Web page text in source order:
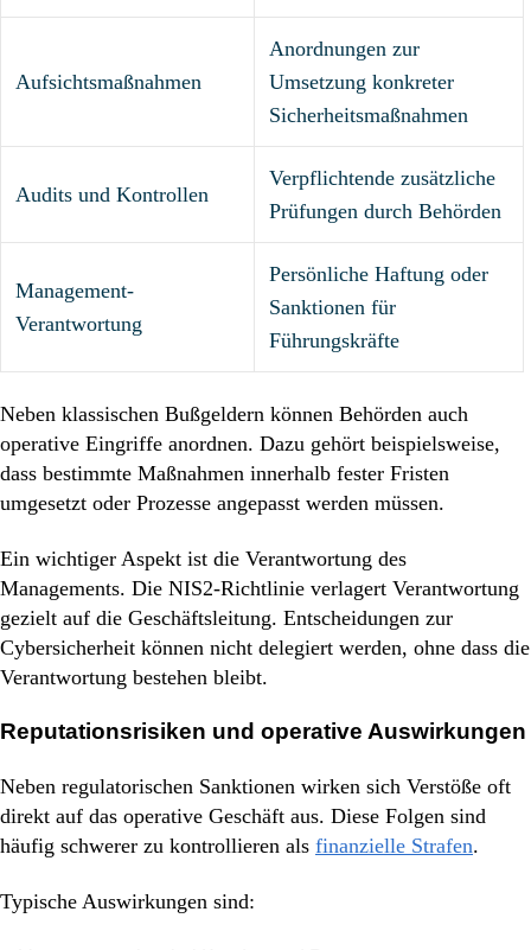
Aufsichtsmaßnahmen
Anordnungen zur
Umsetzung konkreter
Sicherheitsmaßnahmen
Audits und Kontrollen
Verpflichtende zusätzliche
Prüfungen durch Behörden
Management-
Verantwortung
Persönliche Haftung oder
Sanktionen für
Führungskräfte
Neben klassischen Bußgeldern können Behörden auch
operative Eingriffe anordnen. Dazu gehört beispielsweise,
dass bestimmte Maßnahmen innerhalb fester Fristen
umgesetzt oder Prozesse angepasst werden müssen.
Ein wichtiger Aspekt ist die Verantwortung des
Managements. Die NIS2-Richtlinie verlagert Verantwortung
gezielt auf die Geschäftsleitung. Entscheidungen zur
Cybersicherheit können nicht delegiert werden, ohne dass die
Verantwortung bestehen bleibt.
Reputationsrisiken und operative Auswirkungen
Neben regulatorischen Sanktionen wirken sich Verstöße oft
direkt auf das operative Geschäft aus. Diese Folgen sind
häufig schwerer zu kontrollieren als finanzielle Strafen.
Typische Auswirkungen sind: